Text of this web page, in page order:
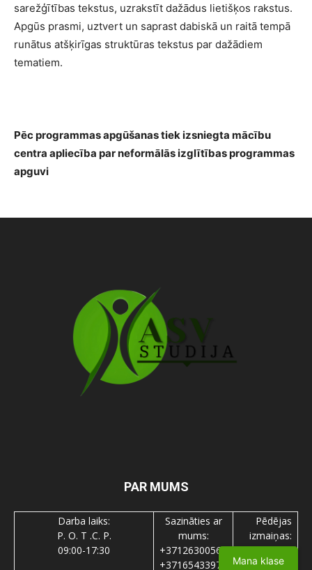
sarežģītības tekstus, uzrakstīt dažādus lietišķos rakstus.
Apgūs prasmi, uztvert un saprast dabiskā un raitā tempā
runātus atšķirīgas struktūras tekstus par dažādiem
tematiem.
Pēc programmas apgūšanas tiek izsniegta mācību
centra apliecība par neformālās izglītības programmas
apguvi
PAR MUMS
Darba laiks:
P. O. T .C. P.
09:00-17:30
Sazināties ar
mums:
+37126300560
+37165433978
Pēdējas
izmaiņas:
8/7/2026
Mana klase